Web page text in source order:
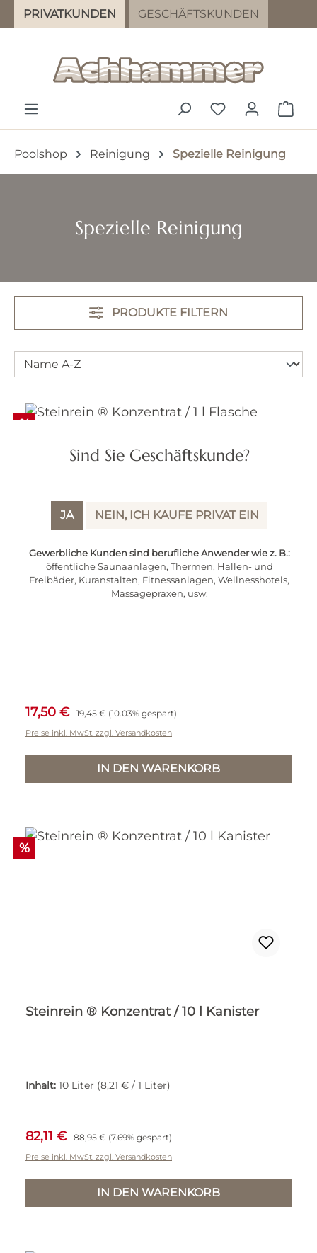
Zum Hauptinhalt springen
PRIVATKUNDEN GESCHÄFTSKUNDEN
Sind Sie Geschäftskunde?
JA NEIN, ICH KAUFE PRIVAT EIN
Gewerbliche Kunden sind berufliche Anwender wie z. B.:
öffentliche Saunaanlagen, Thermen, Hallen- und
Freibäder, Kuranstalten, Fitnessanlagen, Wellnesshotels,
Massagepraxen, usw.
DU HAST 0
Poolshop Reinigung Spezielle Reinigung
Spezielle Reinigung
PRODUKTE FILTERN
Rabatt
%
Steinrein ® Konzentrat / 1 l Flasche
Verkaufspreis:
17,50 € Regulärer Preis:
19,45 € (10.03% gespart)
Preise inkl. MwSt. zzgl. Versandkosten
IN DEN WARENKORB
Rabatt
%
Steinrein ® Konzentrat / 10 l Kanister
Inhalt: 10 Liter (8,21 € / 1 Liter)
Verkaufspreis:
82,11 € Regulärer Preis:
88,95 € (7.69% gespart)
Preise inkl. MwSt. zzgl. Versandkosten
IN DEN WARENKORB